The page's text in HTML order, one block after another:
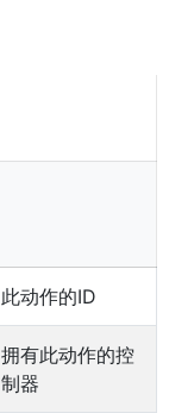
此动作的ID
拥有此动作的控
制器